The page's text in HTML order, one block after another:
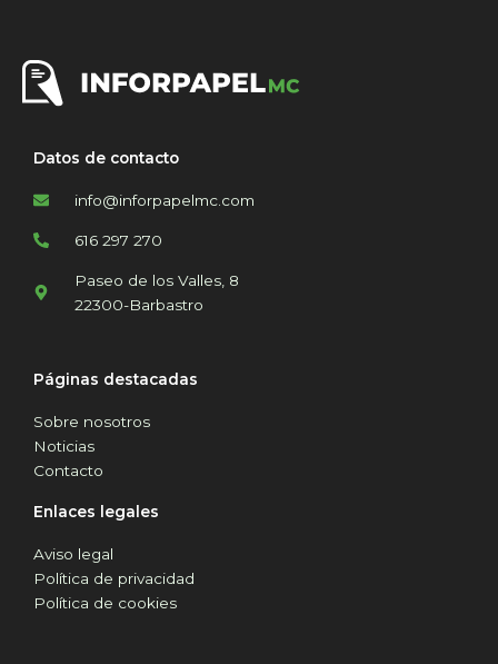
Datos de contacto
info@inforpapelmc.com
616 297 270
Paseo de los Valles, 8
22300-Barbastro
Páginas destacadas
Sobre nosotros
Noticias
Contacto
Enlaces legales
Aviso legal
Política de privacidad
Política de cookies